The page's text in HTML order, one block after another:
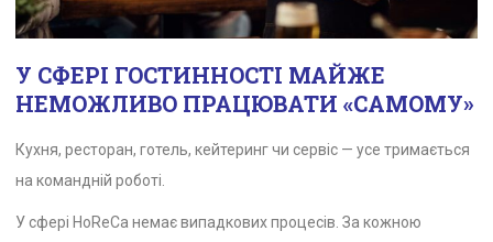
У СФЕРІ ГОСТИННОСТІ МАЙЖЕ
НЕМОЖЛИВО ПРАЦЮВАТИ «САМОМУ»
Кухня, ресторан, готель, кейтеринг чи сервіс — усе тримається
на командній роботі.
У сфері HoReCa немає випадкових процесів. За кожною